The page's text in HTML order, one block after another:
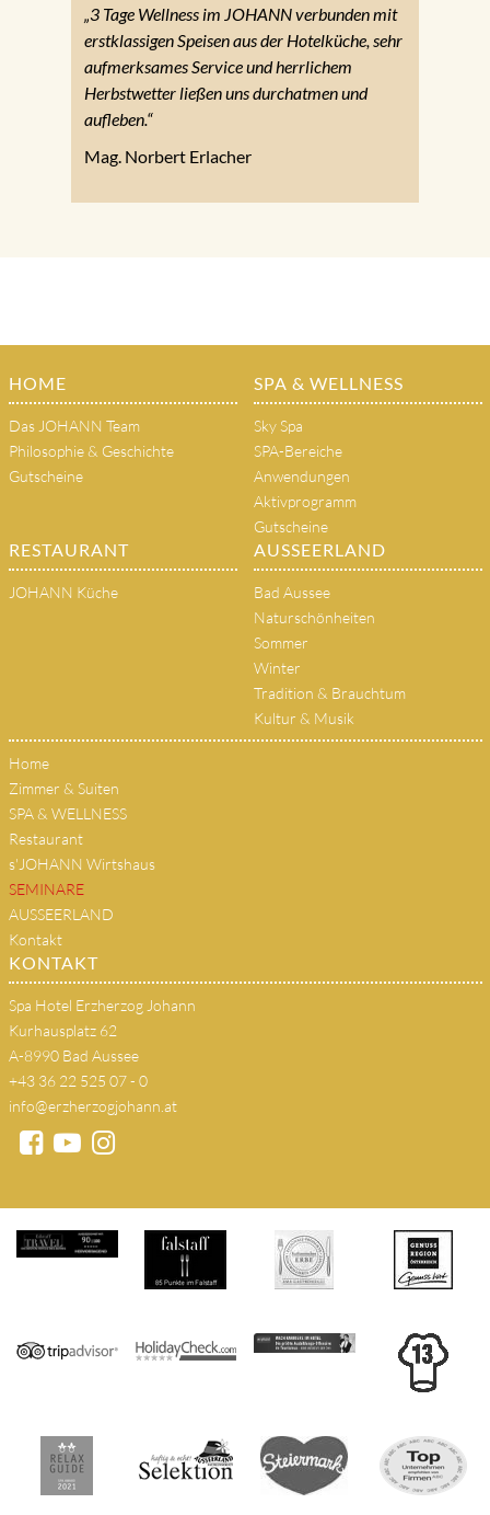
„3 Tage Wellness im JOHANN verbunden mit
erstklassigen Speisen aus der Hotelküche, sehr
aufmerksames Service und herrlichem
Herbstwetter ließen uns durchatmen und
aufleben.“
Mag. Norbert Erlacher
HOME
Das JOHANN Team
Philosophie & Geschichte
Gutscheine
SPA & WELLNESS
Sky Spa
SPA-Bereiche
Anwendungen
Aktivprogramm
Gutscheine
RESTAURANT
JOHANN Küche
AUSSEERLAND
Bad Aussee
Naturschönheiten
Sommer
Winter
Tradition & Brauchtum
Kultur & Musik
Home
Zimmer & Suiten
SPA & WELLNESS
Restaurant
s'JOHANN Wirtshaus
SEMINARE
AUSSEERLAND
Kontakt
KONTAKT
Spa Hotel Erzherzog Johann
Kurhausplatz 62
A-8990 Bad Aussee
+43 36 22 525 07 - 0
info@erzherzogjohann.at